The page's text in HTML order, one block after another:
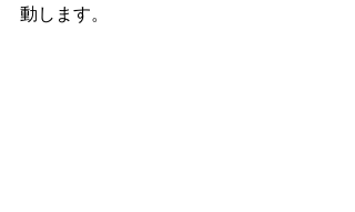
動します。